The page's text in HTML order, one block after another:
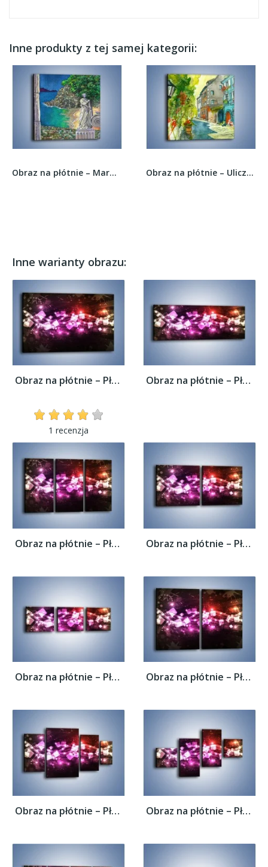
Inne produkty z tej samej kategorii:
Obraz na płótnie – Marmurowe rzeźby z widokiem... Obraz na płótnie – Uliczka pełna wdzięku –...
Inne warianty obrazu:
Obraz na płótnie – Płynąć razem z falą –...
1 recenzja
Obraz na płótnie – Płynąć razem z falą –...
Obraz na płótnie – Płynąć razem z falą –... Obraz na płótnie – Płynąć razem z falą –...
Obraz na płótnie – Płynąć razem z falą –... Obraz na płótnie – Płynąć razem z falą –...
Obraz na płótnie – Płynąć razem z falą –... Obraz na płótnie – Płynąć razem z falą –...